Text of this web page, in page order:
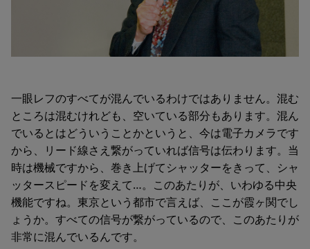
一眼レフのすべてが混んでいるわけではありません。混む
ところは混むけれども、空いている部分もあります。混ん
でいるとはどういうことかというと、今は電子カメラです
から、リード線さえ繋がっていれば信号は伝わります。当
時は機械ですから、巻き上げてシャッターをきって、シャ
ッタースピードを変えて…。このあたりが、いわゆる中央
機能ですね。東京という都市で言えば、ここが霞ヶ関でし
ょうか。すべての信号が繋がっているので、このあたりが
非常に混んでいるんです。